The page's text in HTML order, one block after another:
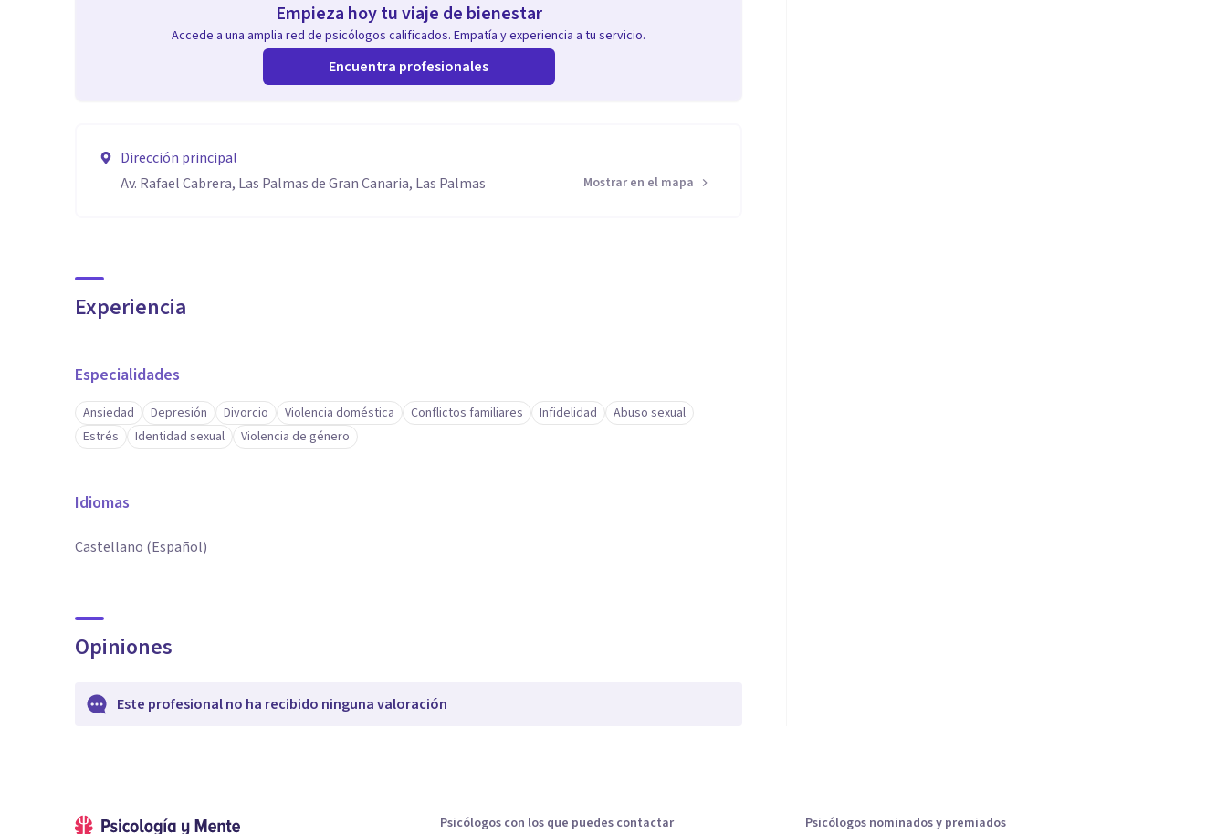
Empieza hoy tu viaje de bienestar
Accede a una amplia red de psicólogos calificados. Empatía y experiencia a tu servicio.
Encuentra profesionales
Dirección principal
Av. Rafael Cabrera, Las Palmas de Gran Canaria, Las Palmas
Mostrar en el mapa
Experiencia
Especialidades
Ansiedad Depresión Divorcio Violencia doméstica Conflictos familiares Infidelidad
Abuso sexual
Estrés
Identidad sexual Violencia de género
Idiomas
Castellano (Español)
Opiniones
Este profesional no ha recibido ninguna valoración
Psicólogos con los que puedes contactar Psicólogos nominados y premiados